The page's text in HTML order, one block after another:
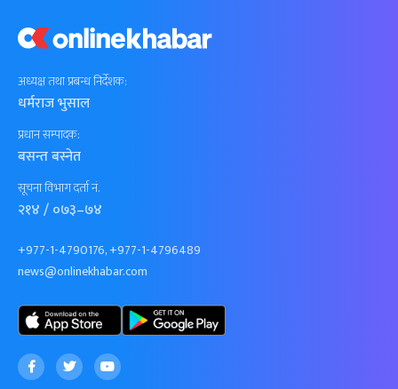
अध्यक्ष तथा प्रबन्ध निर्देशक:
धर्मराज भुसाल
प्रधान सम्पादक:
बसन्त बस्नेत
सूचना विभाग दर्ता नं.
२१४ / ०७३–७४
+977-1-4790176, +977-1-4796489
news@onlinekhabar.com